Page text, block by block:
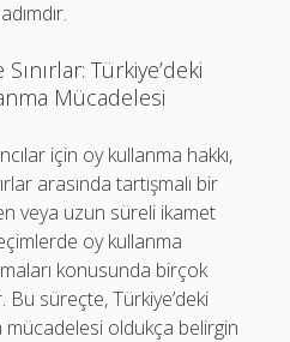
Türkiye’deki
Mücadelesi
için oy kullanma hakkı,
arasında tartışmalı bir
veya uzun süreli ikamet
oy kullanma
konusunda birçok
Bu süreçte, Türkiye’deki
mücadelesi oldukça belirgin